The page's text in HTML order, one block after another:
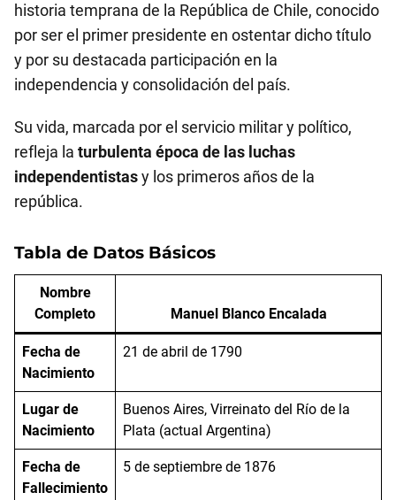
historia temprana de la República de Chile, conocido
por ser el primer presidente en ostentar dicho título
y por su destacada participación en la
independencia y consolidación del país.
Su vida, marcada por el servicio militar y político,
refleja la turbulenta época de las luchas
independentistasy los primeros años de la
república.
Tabla de Datos Básicos
Nombre
Completo
Manuel Blanco Encalada
Fecha de
Nacimiento
21 de abril de 1790
Lugar de
Nacimiento
Buenos Aires, Virreinato del Río de la
Plata (actual Argentina)
Fecha de
Fallecimiento
5 de septiembre de 1876